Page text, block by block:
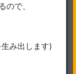
ので、
み出します)